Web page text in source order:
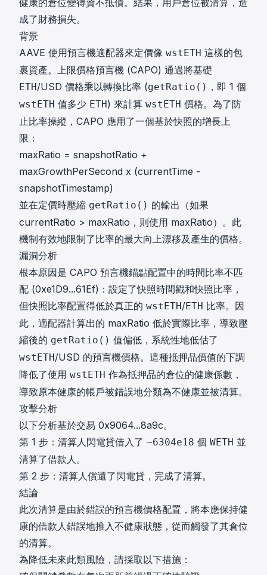
健康的倉位變得資不抵債。結果，用戶倉位被清算，造
成了財務損失。
背景
AAVE 使用預言機適配器來定價像 wstETH 這樣的包
裹資產。上限價格預言機 (CAPO) 通過將基礎
ETH/USD 價格乘以轉換比率 (getRatio() ，即 1 個
wstETH 值多少 ETH) 來計算 wstETH 價格。為了防
止比率操縱，CAPO 應用了一個基於快照的增長上
限：
maxRatio = snapshotRatio +
maxGrowthPerSecond x (currentTime -
snapshotTimestamp)
並在定價時壓縮 getRatio() 的輸出（如果
currentRatio > maxRatio，則使用 maxRatio）。此
機制有效地限制了比率的最大向上漂移及產生的價格。
漏洞分析
根本原因是 CAPO 預言機錨點配置中的時間比率不匹
配 (0xe1D9...61Ef)：設定了快照時間戳和快照比率，
但快照比率配置得低於真正的 wstETH/ETH 比率。因
此，適配器計算出的 maxRatio 低於實際比率，導致壓
縮後的 getRatio() 值偏低，系統性地低估了
wstETH/USD 的預言機價格。這種抵押品價值的下調
降低了使用 wstETH 作為抵押品的倉位的健康係數，
導致原本健康的帳戶被錯誤地分類為不健康並被清算。
攻擊分析
以下分析基於交易 0x9064...8a9c。
第 1 步：清算人閃電貸借入了 ~6304e18 個 WETH 並
清算了借款人。
第 2 步：清算人償還了閃電貸，完成了清算。
結論
此次清算是由於錯誤的預言機價格配置，將本應保持健
康的借款人錯誤地推入不健康狀態，從而觸發了其倉位
的清算。
為降低未來此類風險，請採取以下措施：